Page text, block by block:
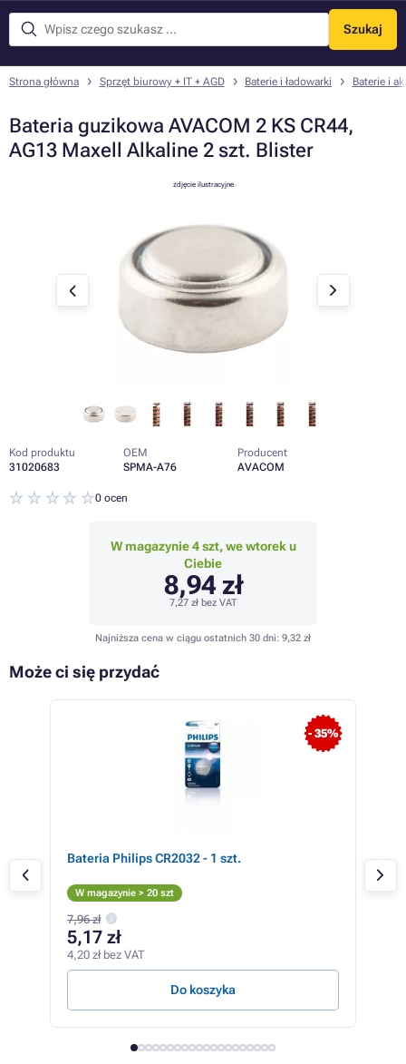
Szukaj
Menu
Strona główna Sprzęt biurowy + IT + AGD Baterie i ładowarki Baterie i
Bateria guzikowa AVACOM 2 KS CR44,
AG13 Maxell Alkaline 2 szt. Blister
zdjęcie ilustracyjne
Kod produktu
31020683
OEM
SPMA-A76
Producent
AVACOM
0 ocen
W magazynie 4 szt, we wtorek u
Ciebie
8,94 zł
7,27 zł bez VAT
Najniższa cena w ciągu ostatnich 30 dni: 9,32 zł
Może ci się przydać
- 35%
Bateria Philips CR2032 - 1 szt.
W magazynie > 20 szt
7,96 zł
5,17 zł
4,20 zł bez VAT
Do koszyka
GP
W